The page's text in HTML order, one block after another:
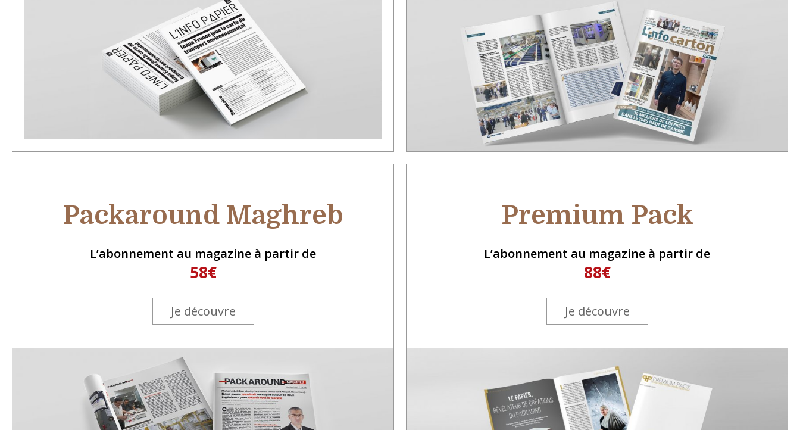
Packaround Maghreb
L’abonnement au magazine à partir de
58€
Je découvre
Premium Pack
L’abonnement au magazine à partir de
88€
Je découvre